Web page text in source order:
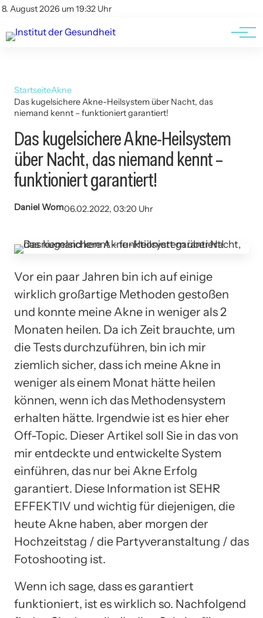
8. August 2026 um 19:32 Uhr
Kontakt
Kontakt
AGBs
StartseiteAkne
Das kugelsichere Akne-Heilsystem über Nacht, das
niemand kennt – funktioniert garantiert!
Das kugelsichere Akne-Heilsystem
über Nacht, das niemand kennt –
funktioniert garantiert!
Daniel Wom06.02.2022, 03:20 Uhr
Vor ein paar Jahren bin ich auf einige
wirklich großartige Methoden gestoßen
und konnte meine Akne in weniger als 2
Monaten heilen. Da ich Zeit brauchte, um
die Tests durchzuführen, bin ich mir
ziemlich sicher, dass ich meine Akne in
weniger als einem Monat hätte heilen
können, wenn ich das Methodensystem
erhalten hätte. Irgendwie ist es hier eher
Off-Topic. Dieser Artikel soll Sie in das von
mir entdeckte und entwickelte System
einführen, das nur bei Akne Erfolg
garantiert. Diese Information ist SEHR
EFFEKTIV und wichtig für diejenigen, die
heute Akne haben, aber morgen der
Hochzeitstag / die Partyveranstaltung / das
Fotoshooting ist.
Wenn ich sage, dass es garantiert
funktioniert, ist es wirklich so. Nachfolgend